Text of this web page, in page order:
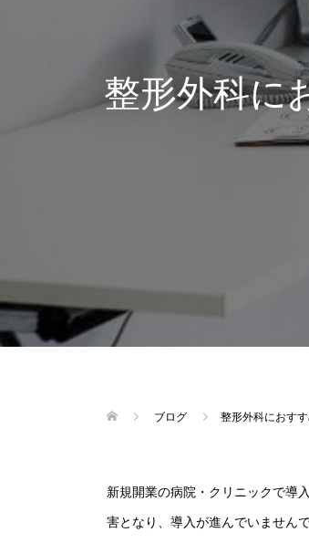
整形外科に
ブログ 整形外科におす
新規開業の病院・クリニックで導
害となり、導入が進んでいません